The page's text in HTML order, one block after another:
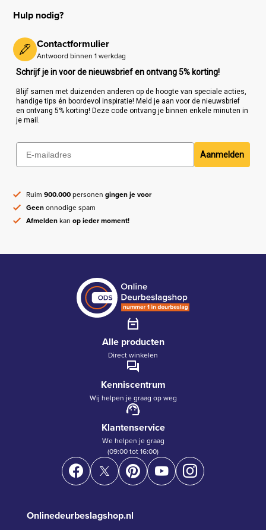
Hulp nodig?
Contactformulier
Antwoord binnen 1 werkdag
Schrijf je in voor de nieuwsbrief en ontvang 5% korting!
Blijf samen met duizenden anderen op de hoogte van speciale acties,
handige tips én boordevol inspiratie! Meld je aan voor de nieuwsbrief
en ontvang 5% korting! Deze code ontvang je binnen enkele minuten in
je mail.
Aanmelden
Ruim900.000personengingen je voor
Geenonnodige spam
Afmeldenkanop ieder moment!
Alle producten
Direct winkelen
Kenniscentrum
Wij helpen je graag op weg
Klantenservice
We helpen je graag
(09:00 tot 16:00)
Onlinedeurbeslagshop.nl